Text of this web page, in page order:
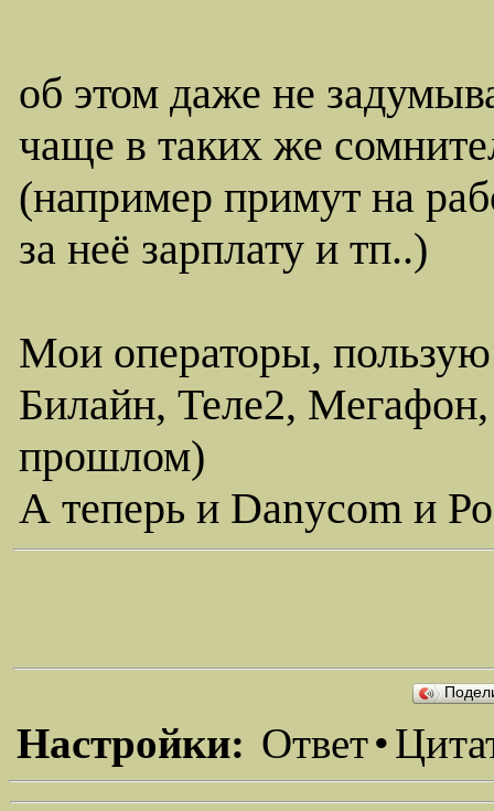
об этом даже не
чаще в таких же
(например примут на
за неё зарплату и тп..)
Мои операторы,
Билайн, Теле2,
прошлом)
А теперь и Danycom и
Настройки: Ответ•